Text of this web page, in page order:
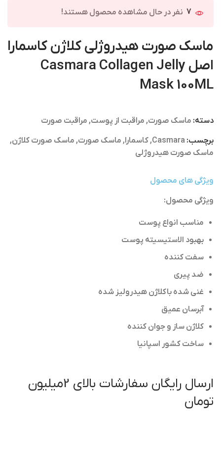
7 نفر در حال مشاهده محصول هستند!
ماسک صورت هیدروژلی کلاژن کاسمارا
اصل Casmara Collagen Jelly
Mask 100ML
دسته: ماسک صورت, مراقبت از پوست, مراقبت صورت
برچسب: Casmara
, کاسمارا, ماسک صورت, ماسک صورت کلاژن,
ماسک صورت هیدروژلی
ویژگی های محصول
ویژگی محصول:
مناسب انواع پوست
بهبود الاستیسیته پوست
سفت کننده
ضد پیری
غنی شده با کلاژن هیدرولیز شده
آبرسان عمیق
کلاژن ساز و جوان کننده
ساخت کشور اسپانیا
ارسال رایگان سفارشات بالای 2میلیون
تومان